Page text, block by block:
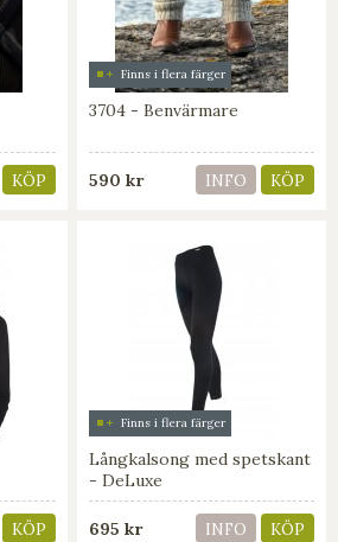
KÖP
Finns i flera färger
3704 - Benvärmare
590 kr INFO KÖP
KÖP
Finns i flera färger
Långkalsong med spetskant
- DeLuxe
695 kr INFO KÖP